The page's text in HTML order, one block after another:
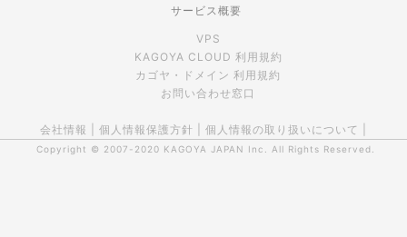
サービス概要
VPS
KAGOYA CLOUD 利用規約
カゴヤ・ドメイン 利用規約
お問い合わせ窓口
会社情報 個人情報保護方針 個人情報の取り扱いについて
Copyright © 2007-2020 KAGOYA JAPAN Inc. All Rights Reserved.